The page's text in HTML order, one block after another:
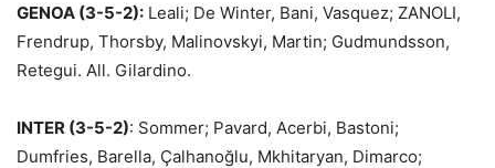
GENOA (3-5-2): Leali; De Winter, Bani, Vasquez; ZANOLI,
Frendrup, Thorsby, Malinovskyi, Martin; Gudmundsson,
Retegui. All. Gilardino.
INTER (3-5-2): Sommer; Pavard, Acerbi, Bastoni;
Dumfries, Barella, Çalhanoğlu, Mkhitaryan, Dimarco;